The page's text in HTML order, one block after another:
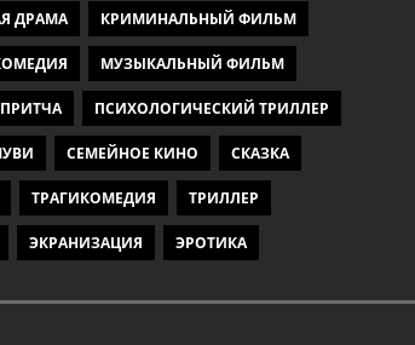
ДРАМА КРИМИНАЛЬНЫЙ ФИЛЬМ
МУЗЫКАЛЬНЫЙ ФИЛЬМ
ПРИТЧА ПСИХОЛОГИЧЕСКИЙ ТРИЛЛЕР
СЕМЕЙНОЕ КИНО СКАЗКА
ТРАГИКОМЕДИЯ ТРИЛЛЕР
ЭКРАНИЗАЦИЯ ЭРОТИКА